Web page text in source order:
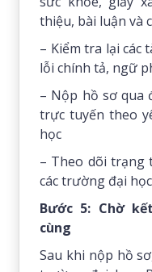
thiệu, bài luận và
– Kiểm tra lại các
lỗi chính tả, ngữ
– Nộp hồ sơ qua
trực tuyến theo
học
– Theo dõi trạng
các trường đại
Bước 5: Chờ
cùng
Sau khi nộp hồ